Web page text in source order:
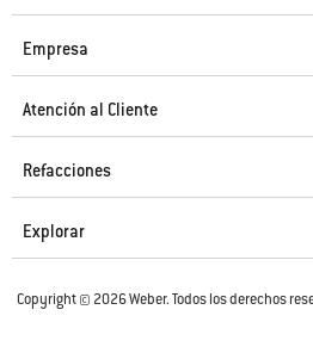
Empresa
Atención al Cliente
Refacciones
Explorar
Copyright © 2026 Weber. Todos los derechos